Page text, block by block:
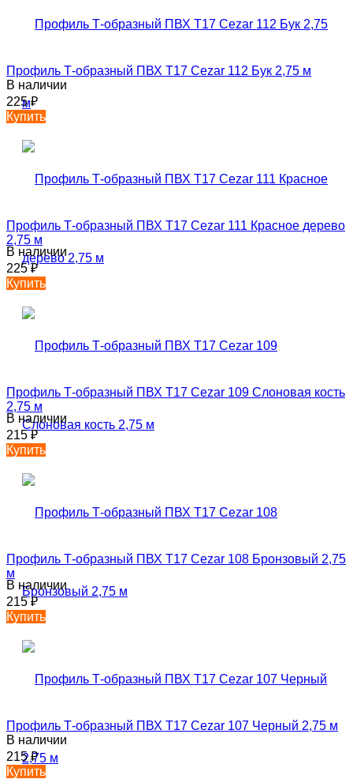
Профиль Т-образный ПВХ T17 Cezar 112 Бук 2,75 м
В наличии
225₽
Купить
Профиль Т-образный ПВХ T17 Cezar 111 Красное дерево
2,75 м
В наличии
225₽
Купить
Профиль Т-образный ПВХ T17 Cezar 109 Слоновая кость
2,75 м
В наличии
215₽
Купить
Профиль Т-образный ПВХ T17 Cezar 108 Бронзовый 2,75
м
В наличии
215₽
Купить
Профиль Т-образный ПВХ T17 Cezar 107 Черный 2,75 м
В наличии
215₽
Купить